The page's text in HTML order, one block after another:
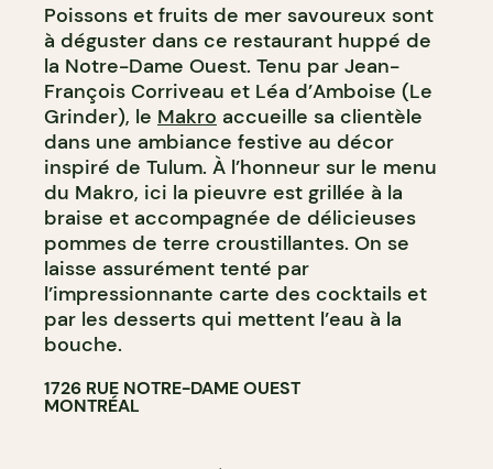
Poissons et fruits de mer savoureux sont
à déguster dans ce restaurant huppé de
la Notre-Dame Ouest. Tenu par Jean-
François Corriveau et Léa d’Amboise (Le
Grinder), le Makro accueille sa clientèle
dans une ambiance festive au décor
inspiré de Tulum. À l’honneur sur le menu
du Makro, ici la pieuvre est grillée à la
braise et accompagnée de délicieuses
pommes de terre croustillantes. On se
laisse assurément tenté par
l’impressionnante carte des cocktails et
par les desserts qui mettent l’eau à la
bouche.
1726 RUE NOTRE-DAME OUEST
MONTRÉAL